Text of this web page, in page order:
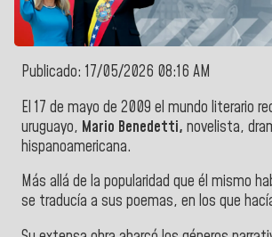
Publicado: 17/05/2026 08:16 AM
El 17 de mayo de 2009 el mundo literario
uruguayo, Mario Benedetti, novelista,
hispanoamericana.
Más allá de la popularidad que él mismo
se traducía a sus poemas, en los que